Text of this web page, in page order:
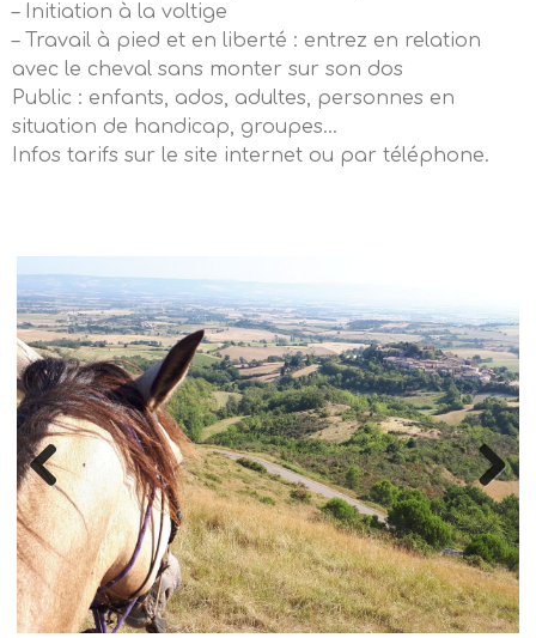
– Initiation à la voltige
– Travail à pied et en liberté : entrez en relation
avec le cheval sans monter sur son dos
Public : enfants, ados, adultes, personnes en
situation de handicap, groupes…
Infos tarifs sur le site internet ou par téléphone.
Previous Next